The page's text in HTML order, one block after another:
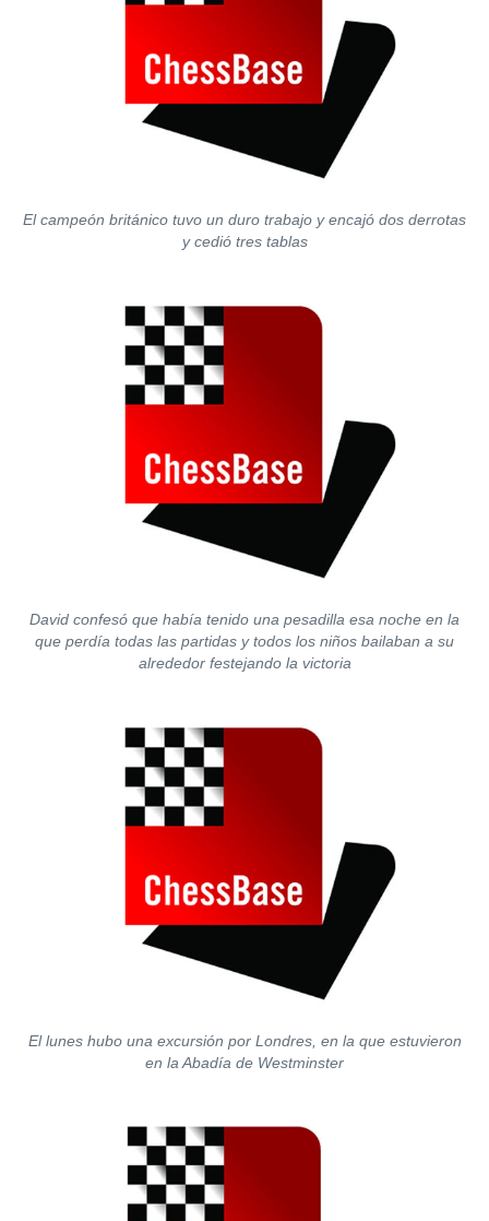
El campeón británico tuvo un duro trabajo y encajó dos derrotas
y cedió tres tablas
David confesó que había tenido una pesadilla esa noche en la
que perdía todas las partidas y todos los niños bailaban a su
alrededor festejando la victoria
El lunes hubo una excursión por Londres, en la que estuvieron
en la Abadía de Westminster